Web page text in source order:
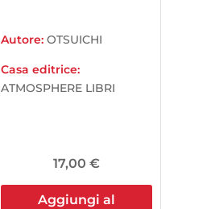
Autore:OTSUICHI
Casa editrice:
ATMOSPHERE LIBRI
17,00 €
Aggiungi al